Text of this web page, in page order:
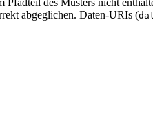
abgeglichen. Daten-URIs (